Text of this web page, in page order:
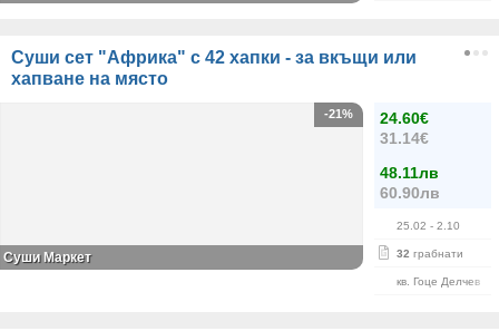
Суши сет "Африка" с 42 хапки - за вкъщи или
хапване на място
24.60€
31.14€
48.11лв
60.90лв
25.02 - 2.10
32 грабнати
кв. Гоце Делчев
-21%
Суши Маркет